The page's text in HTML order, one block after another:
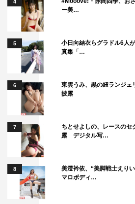
4
ー美…
5
小日向結衣らグラドル6人
真集「…
6
東雲うみ、黒の紐ランジェ
披露
7
ちとせよしの、レースのセ
露 デジタル写…
8
美澄衿依、“美脚戦士えり
マロボディ…